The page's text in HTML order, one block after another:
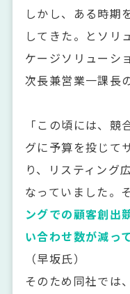
しかし、ある時期
してきた。とソリ
ケージソリューシ
次長兼営業一課長
「この頃には、
グに予算を投じて
り、リスティング
なっていました。
ングでの顧客創出
い合わせ数が減っ
（早坂氏）
そのため同社では